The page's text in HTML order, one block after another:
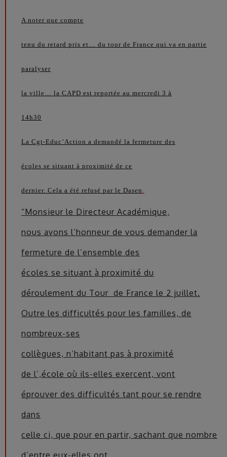
A noter que compte
tenu du retard pris et… du tour de France qui va en partie
paralyser
la ville… la CAPD est reportée au mercredi 3 à
14h30
La Cgt-Educ’Action a demandé la fermeture des
écoles se situant à proximité de ce
dernier. Cela a été refusé par le Dasen .
“Monsieur le Directeur Académique,
nous avons l’honneur de vous demander la
fermeture de l’ensemble des
écoles se situant à proximité du
déroulement du Tour de France le 2 juillet.
Outre les difficultés pour les familles, de
nombreux-ses
collègues, n’habitant pas à proximité
de l’,école où ils-elles exercent, vont
éprouver des difficultés tant pour se rendre
dans
celle ci, que pour en partir, sachant que nombre
d’entre eux-elles ont